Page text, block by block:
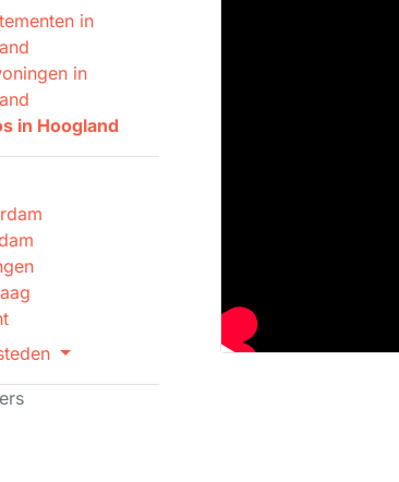
in
in
in Hoogland